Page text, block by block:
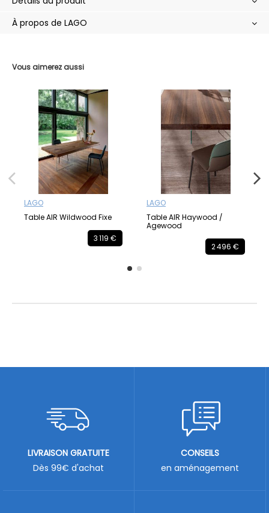
Vous aimerez aussi
LAGO
Table AIR Wildwood Fixe
3 119 €
LAGO
Table AIR Haywood /
Agewood
2 496 €
À propos de LAGO
LIVRAISON GRATUITE
Dès 99€ d'achat
CONSEILS
en aménagement